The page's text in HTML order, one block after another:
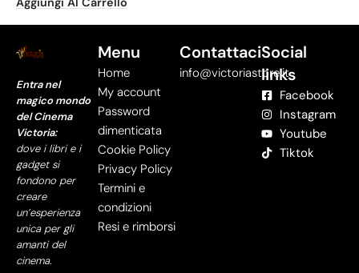
Entra nel
magico mondo
del Cinema
Victoria:
dove i libri e i
gadget si
fondono per
creare
un’esperienza
unica per gli
amanti del
cinema.
Menu
Home
My account
Password
dimenticata
Cookie Policy
Privacy Policy
Termini e
condizioni
Resi e rimborsi
Contattaci
info@victoriastore.it
Social
links
Facebook
Instagram
Youtube
Tiktok